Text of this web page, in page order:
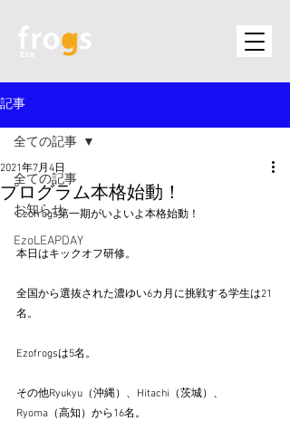
記事
全ての記事
お知らせ
EzoLEAPDAY
全ての記事
プログラム本格始動！
2021年7月4日
Ezofrogs第一期がいよいよ本格始動！
本日はキックオフ研修。
全国から選抜された濃ゆい6カ月に挑戦する学生は21
名。
Ezofrogsは5名。
その他Ryukyu（沖縄）、Hitachi（茨城）、
Ryoma（高知）から16名。